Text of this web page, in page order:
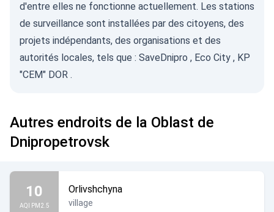
d'entre elles ne fonctionne actuellement. Les stations
de surveillance sont installées par des citoyens, des
projets indépendants, des organisations et des
autorités locales, tels que : SaveDnipro , Eco City , KP
"CEM" DOR .
Autres endroits de la Oblast de
Dnipropetrovsk
10
AQI PM2.5
Orlivshchyna
village